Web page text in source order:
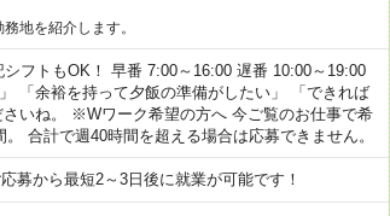
地を紹介します。
フトもOK！ 早番 7:00～16:00 遅番 10:00～19:00
「余裕を持って夕飯の準備がしたい」 「できれば
いね。 ※Wワーク希望の方へ 今ご覧のお仕事で希
合計で週40時間を超える場合は応募できません。
募から最短2～3日後に就業が可能です！